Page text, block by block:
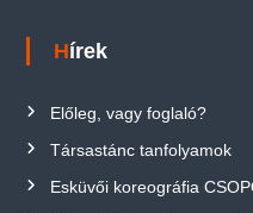
Hírek
Előleg, vagy foglaló?
Társastánc tanfolyamok
Esküvői koreográfia